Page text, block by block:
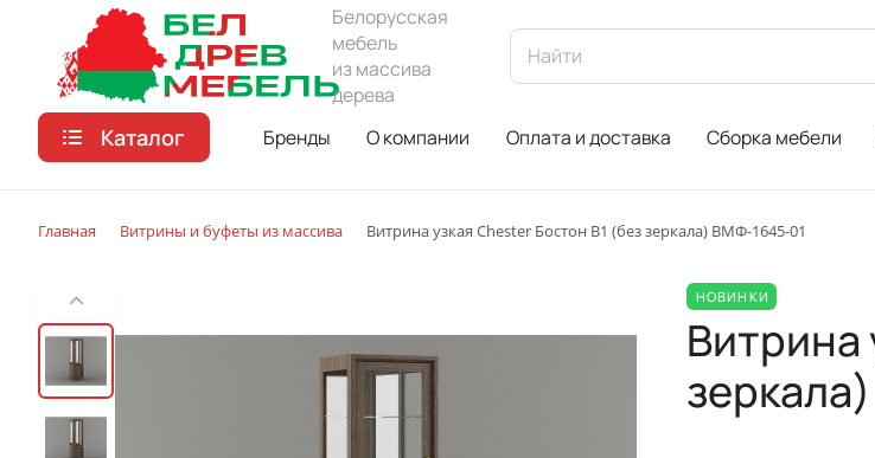
Белорусская
мебель
из массива
дерева
Каталог Бренды О компании Оплата и доставка Сборка мебели
Главная Витрины и буфеты из массива Витрина узкая Chester Бостон B1 (без зеркала) ВМФ-1645-01
НОВИНКИ
Витрина